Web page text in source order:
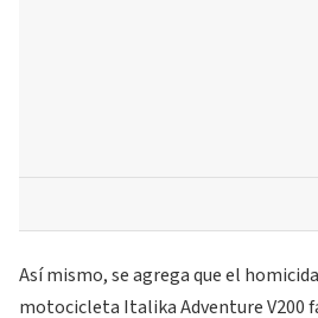
Así mismo, se agrega que el
motocicleta Italika Adventure V200